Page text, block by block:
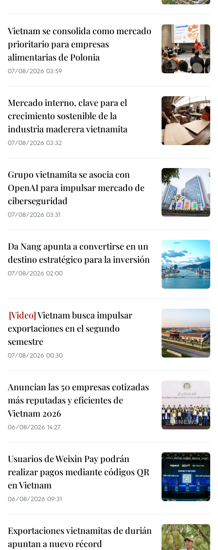
Vietnam se consolida como mercado
prioritario para empresas
alimentarias de Polonia
07/08/2026 03:59
Mercado interno, clave para el
crecimiento sostenible de la
industria maderera vietnamita
07/08/2026 03:32
Grupo vietnamita se asocia con
OpenAI para impulsar mercado de
ciberseguridad
07/08/2026 03:31
Da Nang apunta a convertirse en un
destino estratégico para la inversión
07/08/2026 02:00
Vietnam busca impulsar
exportaciones en el segundo
semestre
07/08/2026 00:30
Anuncian las 50 empresas cotizadas
más reputadas y eficientes de
Vietnam 2026
06/08/2026 14:27
Usuarios de Weixin Pay podrán
realizar pagos mediante códigos QR
en Vietnam
06/08/2026 09:31
Exportaciones vietnamitas de durián
apuntan a nuevo récord